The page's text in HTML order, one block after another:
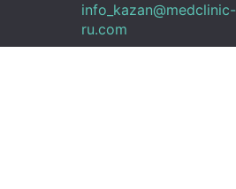
info_kazan@medclinic-
ru.com